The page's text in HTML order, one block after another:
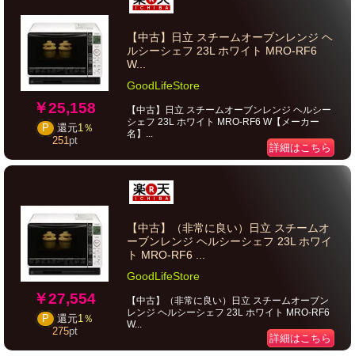
￥25,158
P 還元1％
251pt
【中古】日立 スチームオーブンレンジ ヘ
ルシーシェフ 23L ホワイト MRO-RF6
W...
GoodLifeStore
【中古】日立 スチームオーブンレンジ ヘルシー
シェフ 23L ホワイト MRO-RF6 W【メーカー
名】...
詳細はこちら
￥27,554
P 還元1％
275pt
【中古】（非常に良い）日立 スチームオ
ーブンレンジ ヘルシーシェフ 23L ホワイ
ト MRO-RF6 ...
GoodLifeStore
【中古】（非常に良い）日立 スチームオーブン
レンジ ヘルシーシェフ 23L ホワイト MRO-RF6
W...
詳細はこちら